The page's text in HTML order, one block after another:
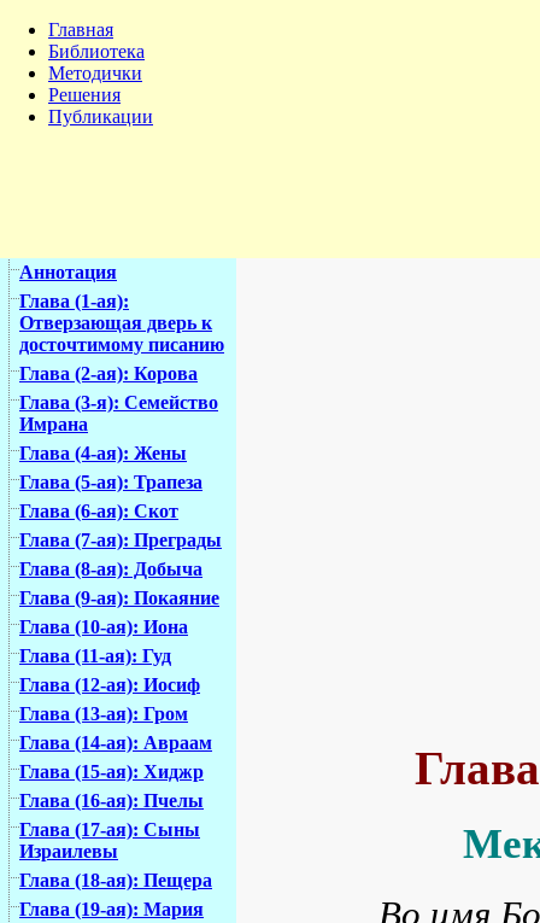
Главная
Библиотека
Методички
Решения
Публикации
Аннотация
Глава (1-ая):
Отверзающая дверь к
досточтимому писанию
Глава (2-ая): Корова
Глава (3-я): Семейство
Имрана
Глава (4-ая): Жены
Глава (5-ая): Трапеза
Глава (6-ая): Скот
Глава (7-ая): Преграды
Глава (8-ая): Добыча
Глава (9-ая): Покаяние
Глава (10-ая): Иона
Глава (11-ая): Гуд
Глава (12-ая): Иосиф
Глава (13-ая): Гром
Глава (14-ая): Авраам
Глава (15-ая): Хиджр
Глава (16-ая): Пчелы
Глава (17-ая): Сыны
Израилевы
Глава (18-ая): Пещера
Глава (19-ая): Мария
Во имя